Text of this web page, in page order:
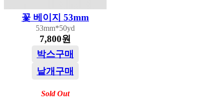
꽃 베이지 53mm
53mm*50yd
7,800원
박스구매
낱개구매
Sold Out